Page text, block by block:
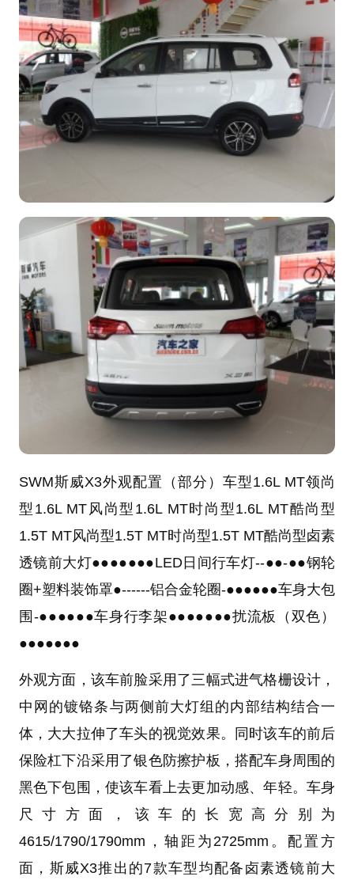
SWM斯威X3外观配置（部分）车型 1.6L MT领尚
型 1.6L MT风尚型 1.6L MT时尚型 1.6L MT酷尚型
1.5T MT风尚型1.5T MT时尚型1.5T MT酷尚型卤素
透镜前大灯●●●●●●●LED日间行车灯--●●-●●钢轮
圈+塑料装饰罩●------铝合金轮圈-●●●●●●车身大包
围-●●●●●●车身行李架●●●●●●●扰流板（双色）
●●●●●●●
外观方面，该车前脸采用了三幅式进气格栅设计，
中网的镀铬条与两侧前大灯组的内部结构结合一
体，大大拉伸了车头的视觉效果。同时该车的前后
保险杠下沿采用了银色防擦护板，搭配车身周围的
黑色下包围，使该车看上去更加动感、年轻。车身
尺寸方面，该车的长宽高分别为
4615/1790/1790mm，轴距为2725mm。配置方
面，斯威X3推出的7款车型均配备卤素透镜前大